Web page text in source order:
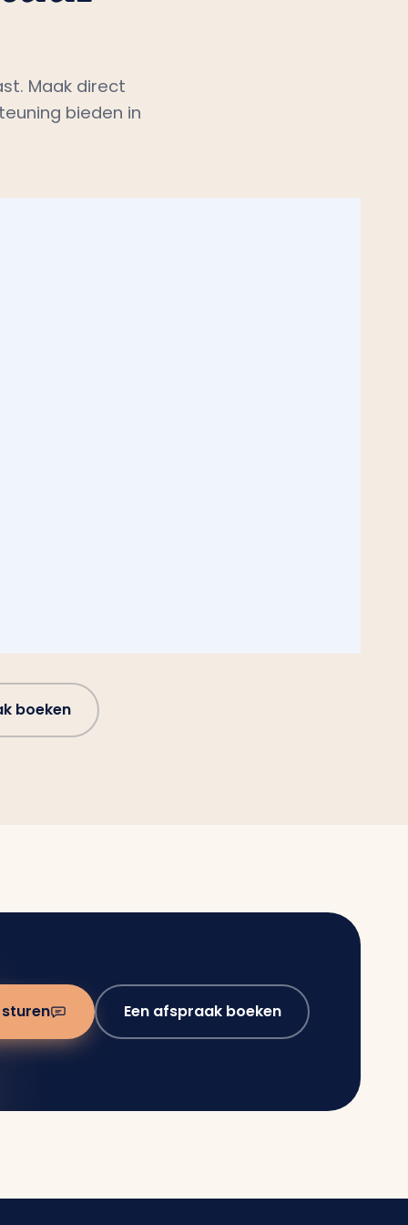
Maak direct
bieden in
boeken
Een afspraak boeken